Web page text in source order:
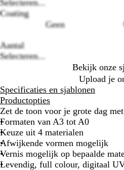
Selecteren...
Coating
Geen
Aantal
Selecteren...
Bekijk onze
Upload je
Specificaties en sjablonen
Productopties
Zet de toon voor je grote dag
Formaten van A3 tot A0
Keuze uit 4 materialen
Afwijkende vormen mogelijk
Vernis mogelijk op bepaalde
Levendig, full colour, digitaal